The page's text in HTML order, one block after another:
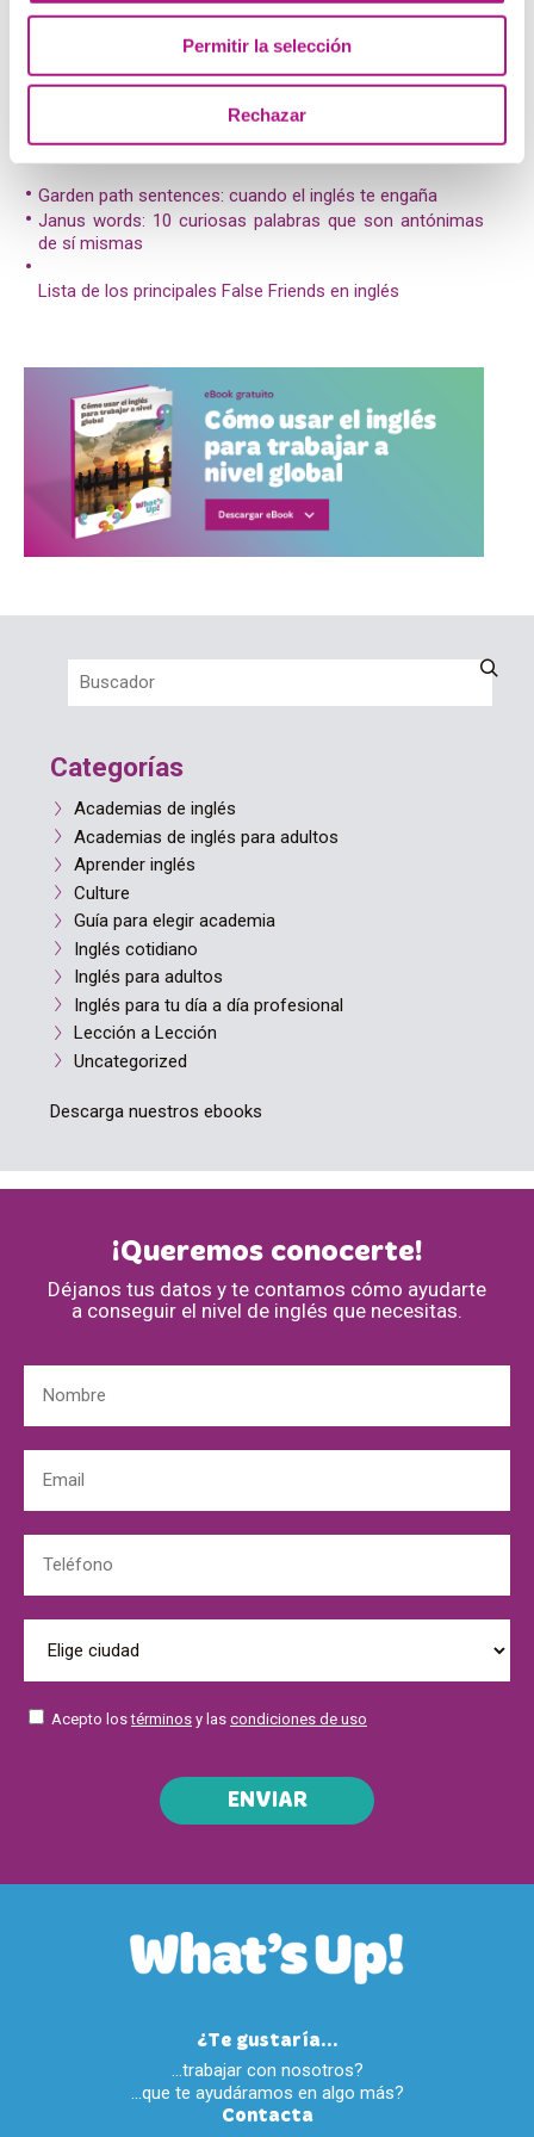
Permitir la selección
Rechazar
Y tú ¿qué elegirías? ¿profundizar en el conocimiento del
inglés o quedarte con una herramienta que te sirva para
comunicarte?
Posts relacionados:
Garden path sentences: cuando el inglés te engaña
Janus words: 10 curiosas palabras que son antónimas
de sí mismas
Lista de los principales False Friends en inglés
Categorías
Academias de inglés
Academias de inglés para adultos
Aprender inglés
Culture
Guía para elegir academia
Inglés cotidiano
Inglés para adultos
Inglés para tu día a día profesional
Lección a Lección
Uncategorized
Descarga nuestros ebooks
¡Queremos conocerte!
Déjanos tus datos y te contamos cómo ayudarte
a conseguir el nivel de inglés que necesitas.
Acepto lostérminos y las condiciones de uso
ENVIAR
¿Te gustaría...
…trabajar con nosotros?
…que te ayudáramos en algo más?
Contacta